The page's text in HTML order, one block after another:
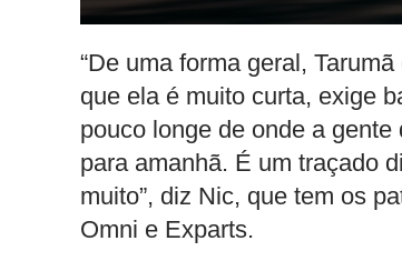
“De uma forma geral,
que ela é muito curta, exige
pouco longe de onde a
para amanhã. É um traçado
muito”, diz Nic, que tem os
Omni e Exparts.